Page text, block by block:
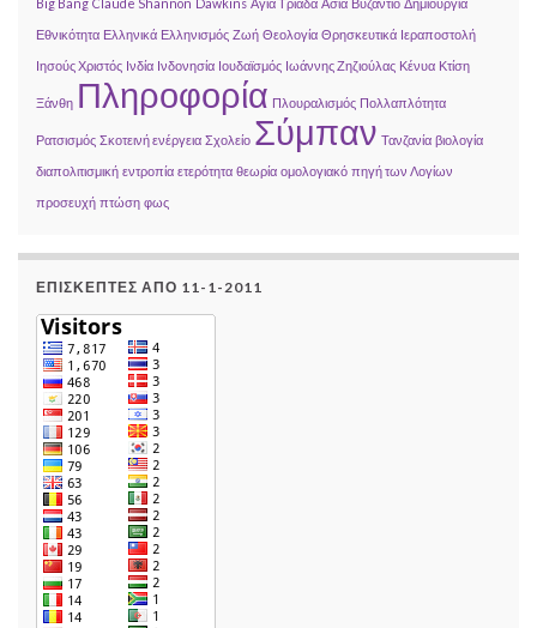
Εθνικότητα Ελληνικά Ελληνισμός Ζωή Θεολογία Θρησκευτικά Ιεραποστολή
Ιησούς Χριστός Ινδία Ινδονησία Ιουδαϊσμός Ιωάννης Ζηζιούλας Κένυα Κτίση
Ξάνθη Πληροφορία Πλουραλισμός Πολλαπλότητα
Ρατσισμός Σκοτεινή ενέργεια Σχολείο Σύμπαν Τανζανία βιολογία
διαπολιτισμική εντροπία ετερότητα θεωρία ομολογιακό πηγή των Λογίων
προσευχή πτώση φως
ΕΠΙΣΚΈΠΤΕΣ ΑΠΌ 11-1-2011